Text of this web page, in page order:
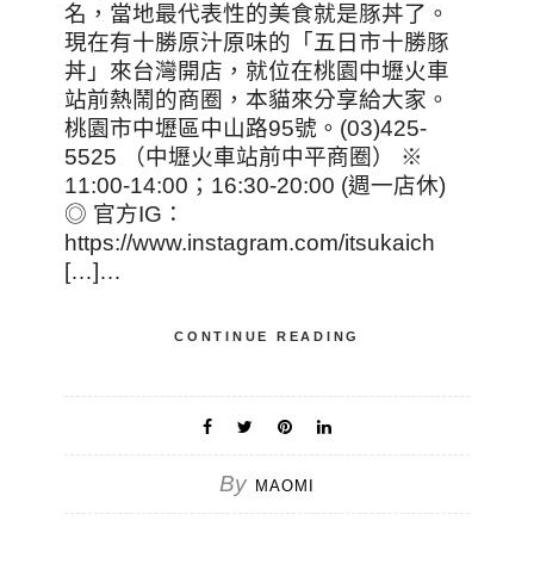
名，當地最代表性的美食就是豚丼了。
現在有十勝原汁原味的「五日市十勝豚
丼」來台灣開店，就位在桃園中壢火車
站前熱鬧的商圈，本貓來分享給大家。
桃園市中壢區中山路95號。(03)425-
5525 （中壢火車站前中平商圈） ※
11:00-14:00；16:30-20:00 (週一店休)
◎ 官方IG：
https://www.instagram.com/itsukaich
[…]…
CONTINUE READING
By MAOMI